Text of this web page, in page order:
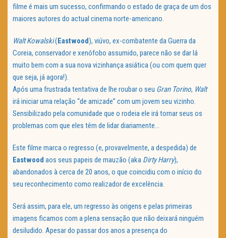
filme é mais um sucesso, confirmando o estado de graça de um dos
maiores autores do actual cinema norte-americano.
Walt Kowalski(Eastwood), viúvo, ex-combatente da Guerra da
Coreia, conservador e xenófobo assumido, parece não se dar lá
muito bem com a sua nova vizinhança asiática (ou com quem quer
que seja, já agora!).
Após uma frustrada tentativa de lhe roubar o seu Gran Torino, Walt
irá iniciar uma relação “de amizade” com um jovem seu vizinho.
Sensibilizado pela comunidade que o rodeia ele irá tornar seus os
problemas com que eles têm de lidar diariamente…
Este filme marca o regresso (e, provavelmente, a despedida) de
Eastwood aos seus papeis de mauzão (aka Dirty Harry),
abandonados à cerca de 20 anos, o que coincidiu com o início do
seu reconhecimento como realizador de excelência.
Será assim, para ele, um regresso às origens e pelas primeiras
imagens ficamos com a plena sensação que não deixará ninguém
desiludido. Apesar do passar dos anos a presença do